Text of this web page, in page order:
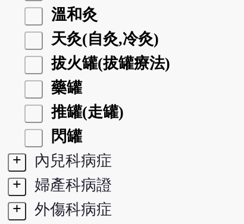
溫和灸
天灸(自灸,冷灸)
拔火罐(拔罐療法)
藥罐
推罐(走罐)
閃罐
+
內兒科病症
+
婦產科病證
+
外傷科病症